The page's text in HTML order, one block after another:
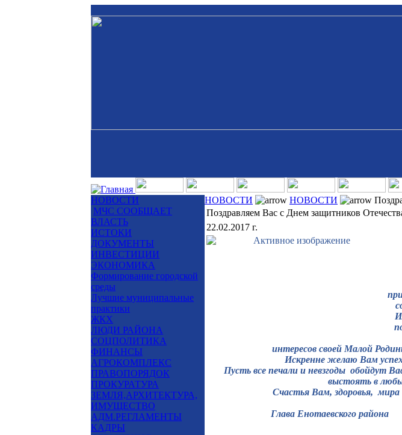
НОВОСТИ
МЧС СООБЩАЕТ
ВЛАСТЬ
ИСТОКИ
ДОКУМЕНТЫ
ИНВЕСТИЦИИ
ЭКОНОМИКА
Формирование городской
среды
Лучшие муниципальные
практики
ЖКХ
ЛЮДИ РАЙОНА
СОЦПОЛИТИКА
ФИНАНСЫ
АГРОКОМПЛЕКС
ПРАВОПОРЯДОК
ПРОКУРАТУРА
ЗЕМЛЯ,АРХИТЕКТУРА,
ИМУЩЕСТВО
АДМ.РЕГЛАМЕНТЫ
КАДРЫ
НОВОСТИ НОВОСТИ
Поздравляем Вас с Днем защитников
22.02.2017 г.
интересов своей Малой
Искренне желаю Вам
Пусть все печали и невзгоды обойдут
выстоять в
Счастья Вам, здоровья, мира
Глава Енотаевского района